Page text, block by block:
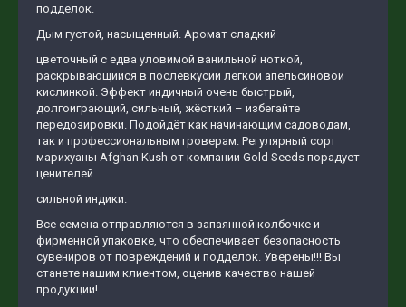
подделок.
Дым густой, насыщенный. Аромат сладкий
цветочный с едва уловимой ванильной ноткой,
раскрывающийся в послевкусии лёгкой апельсиновой
кислинкой. Эффект индичный очень быстрый,
долгоиграющий, сильный, жёсткий – избегайте
передозировки. Подойдёт как начинающим садоводам,
так и профессиональным гроверам. Регулярный сорт
марихуаны Afghan Kush от компании Gold Seeds порадует
ценителей
сильной индики.
Все семена отправляются в запаянной колбочке и
фирменной упаковке, что обеспечивает безопасность
сувениров от повреждений и подделок. Уверены!!! Вы
станете нашим клиентом, оценив качество нашей
продукции!